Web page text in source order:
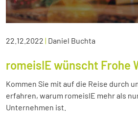
22.12.2022 | Daniel Buchta
romeisIE wünscht Frohe
Kommen Sie mit auf die Reise durch
erfahren, warum romeisIE mehr als
Unternehmen ist.